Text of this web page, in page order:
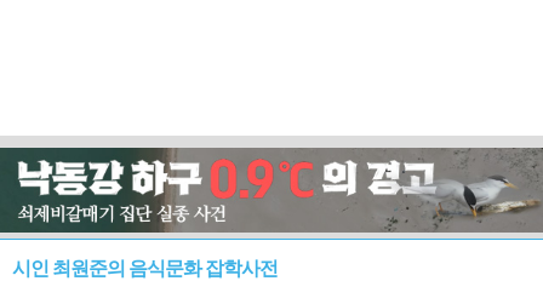
시인 최원준의 음식문화 잡학사전